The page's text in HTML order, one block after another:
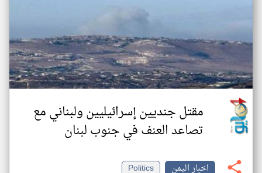
مقتل جنديين إسرائيليين ولبناني مع
تصاعد العنف في جنوب لبنان
اخبار اليمن
Politics